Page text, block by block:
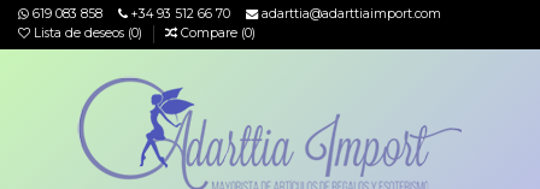
619 083 858 +34 93 512 66 70
adarttia@adarttiaimport.com
Lista de deseos (0) Compare (0)